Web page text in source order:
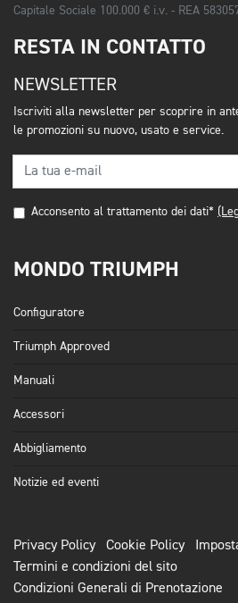
Capitale Sociale 100.000 € i.v. - REA
RESTA IN CONTATTO
NEWSLETTER
Iscriviti alla newsletter per scoprire in
le promozioni su nuovo, usato e service.
Acconsento al trattamento dei dati*
MONDO TRIUMPH
Configuratore
Triumph Approved
Manuali
Accessori
Abbigliamento
Notizie ed eventi
Privacy Policy Cookie Policy
Termini e condizioni del sito
Condizioni Generali di Prenotazione